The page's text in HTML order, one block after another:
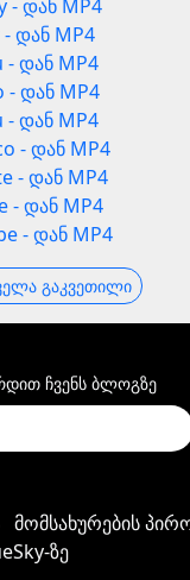
- დან MP4
- დან MP4
- დან MP4
- დან MP4
- დან MP4
- დან MP4
- დან MP4
- დან MP4
- დან MP4
გაკვეთილი
ჩვენს ბლოგზე
მომსახურების
ზე